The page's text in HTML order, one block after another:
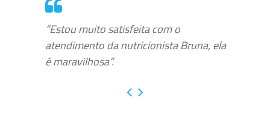
“Estou muito satisfeita com o
atendimento da nutricionista Bruna, ela
é maravilhosa”.